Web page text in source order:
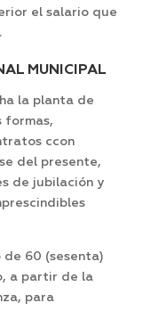
el salario que
MUNICIPAL
la planta de
formas,
ccon
del presente,
de jubilación y
60 (sesenta)
a partir de la
para